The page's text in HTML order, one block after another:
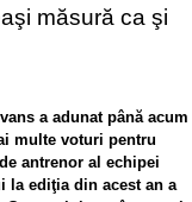
măsură ca şi
a adunat până acum
multe voturi pentru
antrenor al echipei
la ediţia din acest an a